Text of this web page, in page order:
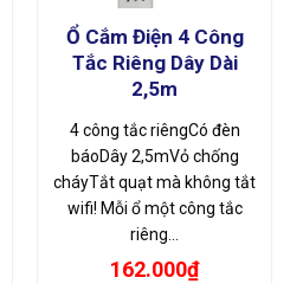
Ổ Cắm Điện 4 Công
Tắc Riêng Dây Dài
2,5m
4 công tắc riêngCó đèn
báoDây 2,5mVỏ chống
cháyTắt quạt mà không tắt
wifi! Mỗi ổ một công tắc
riêng…
162.000₫